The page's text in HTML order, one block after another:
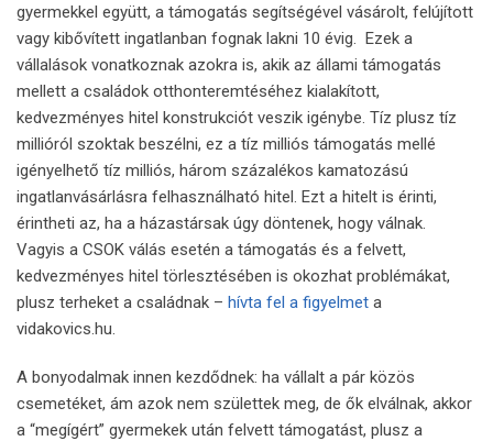
gyermekkel együtt, a támogatás segítségével vásárolt, felújított
vagy kibővített ingatlanban fognak lakni 10 évig. Ezek a
vállalások vonatkoznak azokra is, akik az állami támogatás
mellett a családok otthonteremtéséhez kialakított,
kedvezményes hitel konstrukciót veszik igénybe. Tíz plusz tíz
millióról szoktak beszélni, ez a tíz milliós támogatás mellé
igényelhető tíz milliós, három százalékos kamatozású
ingatlanvásárlásra felhasználható hitel. Ezt a hitelt is érinti,
érintheti az, ha a házastársak úgy döntenek, hogy válnak.
Vagyis a CSOK válás esetén a támogatás és a felvett,
kedvezményes hitel törlesztésében is okozhat problémákat,
plusz terheket a családnak – hívta fel a figyelmet a
vidakovics.hu.
A bonyodalmak innen kezdődnek: ha vállalt a pár közös
csemetéket, ám azok nem születtek meg, de ők elválnak, akkor
a “megígért” gyermekek után felvett támogatást, plusz a